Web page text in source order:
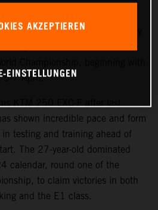
of training, Red Bull KTM Factory
5-7 April.
KTM 250 EXC-F after last
shown incredible pace and form
testing and training ahead of
The 27-year-old dominated
calendar, round one of the
to claim victories in both
and the E1 class.
AKZEPTIEREN
EINSTELLUNGEN